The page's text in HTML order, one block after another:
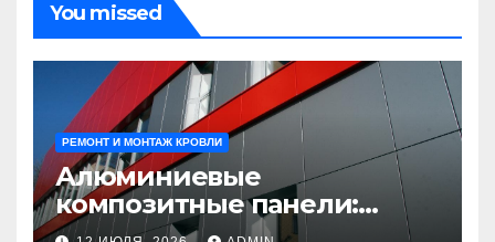
You missed
РЕМОНТ И МОНТАЖ КРОВЛИ
Алюминиевые
композитные панели:
универсальное решение